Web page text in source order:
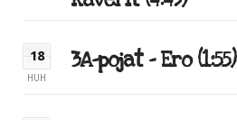
18
HUH
3A-pojat – Ero (1:55)